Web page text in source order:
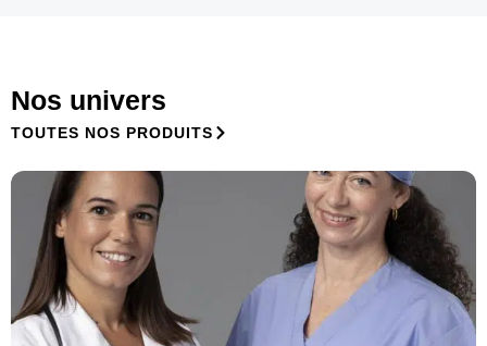
Nos univers
TOUTES NOS PRODUITS